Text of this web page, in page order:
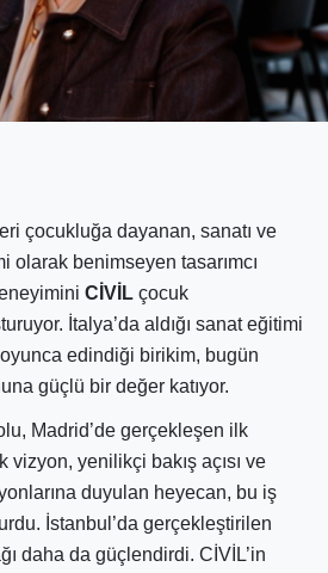
çocukluğa dayanan, sanatı ve
olarak benimseyen tasarımcı
CİVİL çocuk
İtalya’da aldığı sanat eğitimi
edindiği birikim, bugün
güçlü bir değer katıyor.
Madrid’de gerçekleşen ilk
vizyon, yenilikçi bakış açısı ve
duyulan heyecan, bu iş
İstanbul’da gerçekleştirilen
daha da güçlendirdi. CİVİL’in